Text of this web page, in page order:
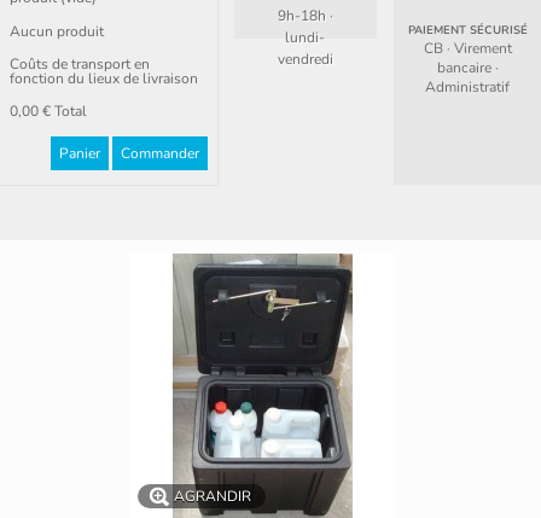
Aucun produit
Coûts de transport en
fonction du lieux de livraison
0,00 €Total
Panier Commander
9h-18h ·
lundi-
vendredi
PAIEMENT SÉCURISÉ
CB · Virement
bancaire ·
Administratif
AGRANDIR